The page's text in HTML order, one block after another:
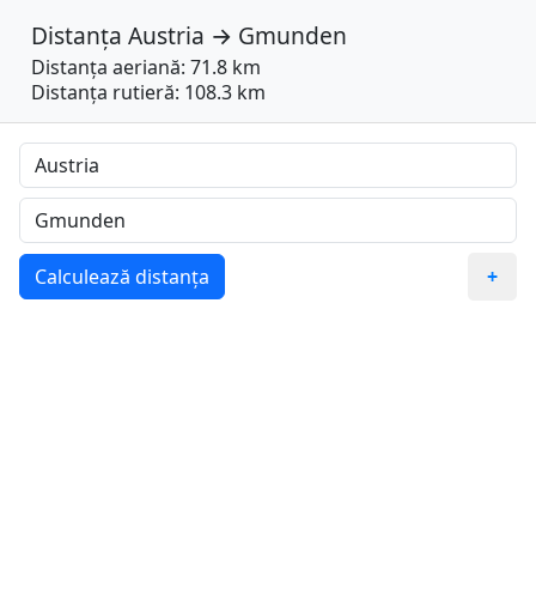
Distanța Austria → Gmunden
Distanța aeriană: 71.8 km
Distanța rutieră: 108.3 km
Calculează distanța +